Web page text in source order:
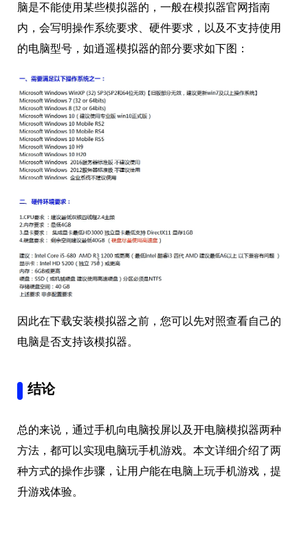
脑是不能使用某些模拟器的，一般在模拟器官网指南
内，会写明操作系统要求、硬件要求，以及不支持使用
的电脑型号，如逍遥模拟器的部分要求如下图：
因此在下载安装模拟器之前，您可以先对照查看自己的
电脑是否支持该模拟器。
结论
总的来说，通过手机向电脑投屏以及开电脑模拟器两种
方法，都可以实现电脑玩手机游戏。本文详细介绍了两
种方式的操作步骤，让用户能在电脑上玩手机游戏，提
升游戏体验。